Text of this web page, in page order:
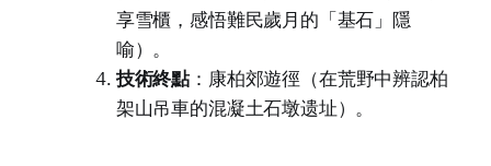
享雪櫃，感悟難民歲月的「基石」隱
喻）。
技術終點：康柏郊遊徑（在荒野中辨認柏
架山吊車的混凝土石墩遗址）。